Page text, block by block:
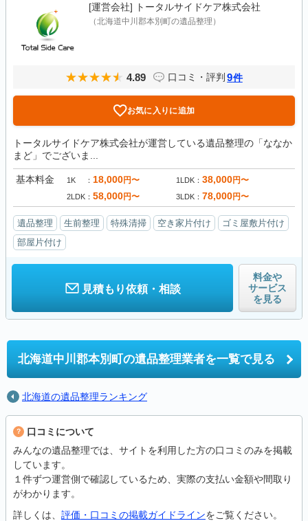
[運営会社] トータルサイドケア株式会社
（北海道中川郡本別町の遺品整理）
4.89 口コミ・評判 9件
お気に入りに追加
トータルサイドケア株式会社が運営している遺品整理の「ななか
まど」でございま...
基本料金 1K 18,000円〜 1LDK 38,000円〜
2LDK 58,000円〜 3LDK 78,000円〜
遺品整理 生前整理 特殊清掃 空き家片付け
ゴミ屋敷片付け
部屋片付け
見積もり依頼・相談
料金や
サービス
を見る
北海道中川郡本別町の遺品整理業者を一覧で見る
北海道の遺品整理ランキング
口コミについて
みんなの遺品整理では、サイトを利用した方の口コミのみを掲載
しています。
１件ずつ運営側で確認しているため、実際の支払い金額や間取り
がわかります。
詳しくは、 評価・口コミの掲載ガイドラインをご覧ください。